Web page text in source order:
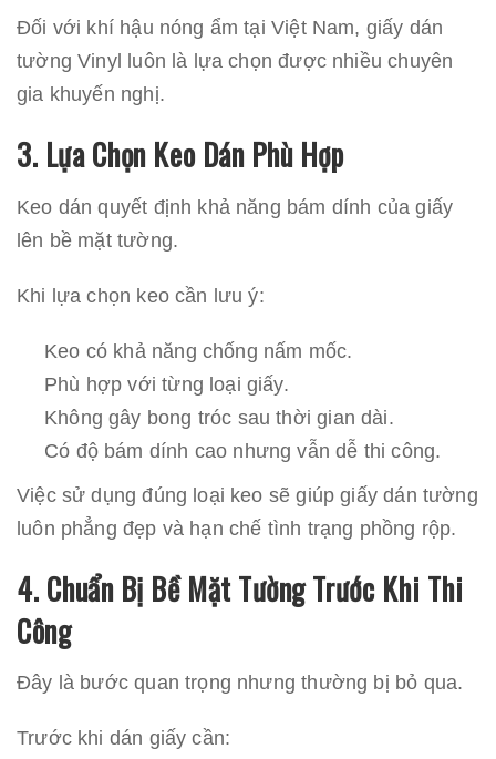
Đối với khí hậu nóng ẩm tại Việt Nam, giấy dán
tường Vinyl luôn là lựa chọn được nhiều chuyên
gia khuyến nghị.
3. Lựa Chọn Keo Dán Phù Hợp
Keo dán quyết định khả năng bám dính của giấy
lên bề mặt tường.
Khi lựa chọn keo cần lưu ý:
Keo có khả năng chống nấm mốc.
Phù hợp với từng loại giấy.
Không gây bong tróc sau thời gian dài.
Có độ bám dính cao nhưng vẫn dễ thi công.
Việc sử dụng đúng loại keo sẽ giúp giấy dán tường
luôn phẳng đẹp và hạn chế tình trạng phồng rộp.
4. Chuẩn Bị Bề Mặt Tường Trước Khi Thi
Công
Đây là bước quan trọng nhưng thường bị bỏ qua.
Trước khi dán giấy cần: